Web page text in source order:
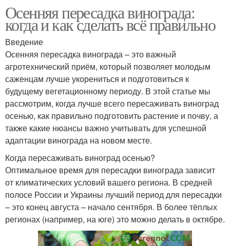
Осенняя пересадка винограда:
когда и как сделать всё правильно
Введение
Осенняя пересадка винограда – это важный
агротехнический приём, который позволяет молодым
саженцам лучше укорениться и подготовиться к
будущему вегетационному периоду. В этой статье мы
рассмотрим, когда лучше всего пересаживать виноград
осенью, как правильно подготовить растение и почву, а
также какие нюансы важно учитывать для успешной
адаптации винограда на новом месте.
Когда пересаживать виноград осенью?
Оптимальное время для пересадки винограда зависит
от климатических условий вашего региона. В средней
полосе России и Украины лучший период для пересадки
– это конец августа – начало сентября. В более тёплых
регионах (например, на юге) это можно делать в октябре.